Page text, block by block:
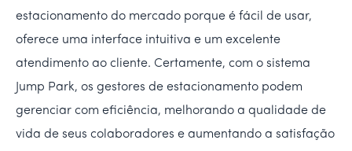
estacionamento do mercado porque é fácil de usar,
oferece uma interface intuitiva e um excelente
atendimento ao cliente. Certamente, com o sistema
Jump Park, os gestores de estacionamento podem
gerenciar com eficiência, melhorando a qualidade de
vida de seus colaboradores e aumentando a satisfação